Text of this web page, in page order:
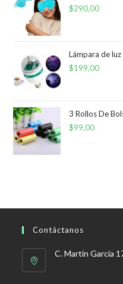
$290,00
Lámpara de
$199,00
3 Rollos De
$99,00
Contáctanos
C. Martín García